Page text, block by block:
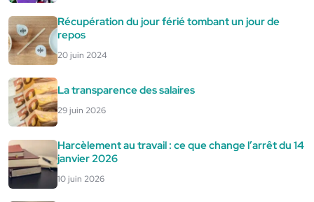
Récupération du jour férié tombant un jour de
repos
20 juin 2024
La transparence des salaires
29 juin 2026
Harcèlement au travail : ce que change l’arrêt du 14
janvier 2026
10 juin 2026